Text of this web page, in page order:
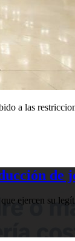
a las
de
ejercen su